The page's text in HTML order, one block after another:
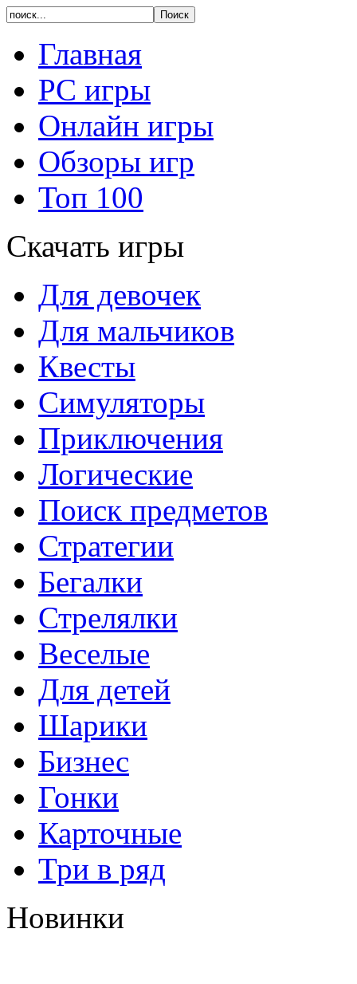
Главная
PC игры
Онлайн игры
Обзоры игр
Топ 100
Скачать игры
Для девочек
Для мальчиков
Квесты
Симуляторы
Приключения
Логические
Поиск предметов
Стратегии
Бегалки
Стрелялки
Веселые
Для детей
Шарики
Бизнес
Гонки
Карточные
Три в ряд
Новинки